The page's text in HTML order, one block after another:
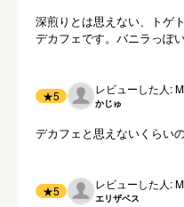
深煎りとは思えない、トゲ
デカフェです。バニラっぽい
★5 レビューした人:
かじゅ
デカフェと思えないくらい
★5 レビューした人:
エリザベス